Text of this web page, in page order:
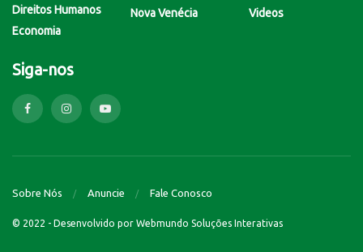
Direitos Humanos
Economia
Nova Venécia
Videos
Siga-nos
Sobre Nós Anuncie Fale Conosco
© 2022 - Desenvolvido por Webmundo Soluções Interativas